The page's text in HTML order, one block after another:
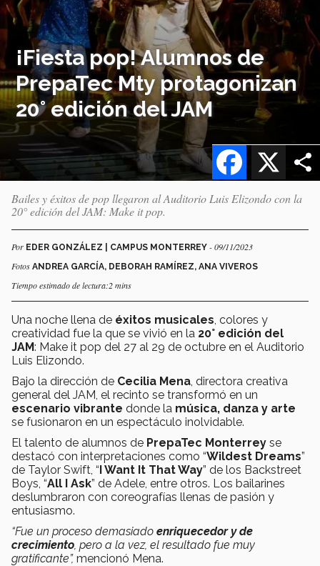
¡Fiesta pop! Alumnos de
PrepaTec Mty protagonizan
20° edición del JAM
X
Facebook
Bailes y éxitos de pop llegaron al Auditorio Luis Elizondo con la
20° edición del JAM: Make it pop.
Por EDER GONZÁLEZ | CAMPUS MONTERREY - 09/11/2023
Fotos ANDREA GARCÍA, DEBORAH RAMÍREZ, ANA VIVEROS
Tiempo estimado de lectura:2 mins
Una noche llena de éxitos musicales , colores y
creatividad fue la que se vivió en la 20° edición del
JAM: Make it pop del 27 al 29 de octubre en el Auditorio
Luis Elizondo.
Bajo la dirección de Cecilia Mena , directora creativa
general del JAM, el recinto se transformó en un
escenario vibrante donde la música, danza y arte
se fusionaron en un espectáculo inolvidable.
El talento de alumnos de PrepaTec Monterrey se
destacó con interpretaciones como “Wildest Dreams”
de Taylor Swift, “I Want It That Way” de los Backstreet
Boys, “All I Ask” de Adele, entre otros. Los bailarines
deslumbraron con coreografías llenas de pasión y
entusiasmo.
“Fue un proceso demasiado enriquecedor y de
crecimiento , pero a la vez, el resultado fue muy
gratificante”, mencionó Mena.